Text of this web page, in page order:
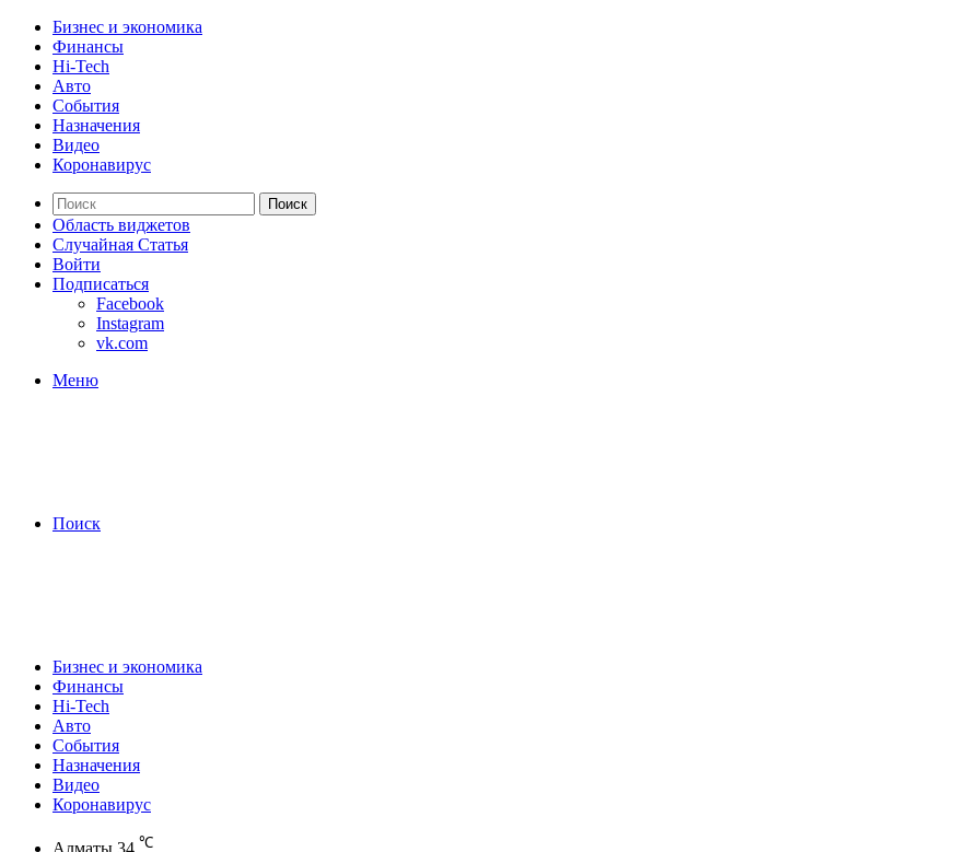
Бизнес и экономика
Финансы
Hi-Tech
Авто
События
Назначения
Видео
Коронавирус
Поиск
Область виджетов
Случайная Статья
Войти
Подписаться
Facebook
Instagram
vk.com
Меню
Поиск
Бизнес и экономика
Финансы
Hi-Tech
Авто
События
Назначения
Видео
Коронавирус
℃